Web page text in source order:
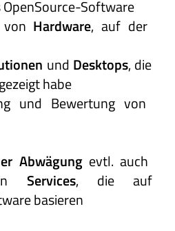
Software
Hardware, auf der
und Desktops, die
habe
und Bewertung von
Abwägungevtl. auch
Services, die auf
basieren